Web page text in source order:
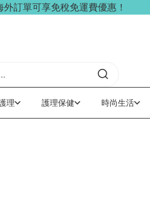
外訂單可享免稅免運費優惠！
理 護理保健 時尚生活